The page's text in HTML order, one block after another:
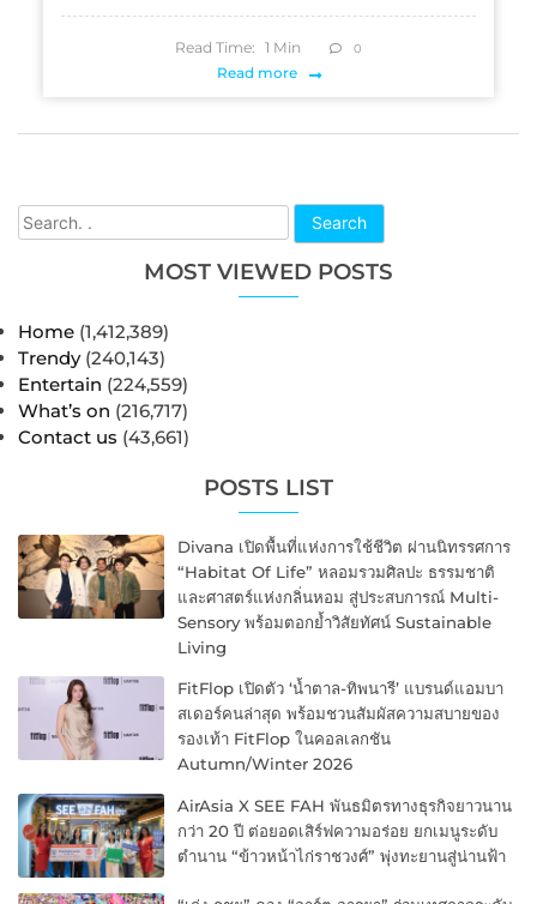
Search
MOST VIEWED POSTS
Home (1,412,389)
Trendy (240,143)
Entertain (224,559)
What’s on (216,717)
Contact us (43,661)
POSTS LIST
Divana เปิดพื้นที่แห่งการใช้ชีวิต ผ่านนิทรรศการ
“Habitat Of Life” หลอมรวมศิลปะ ธรรมชาติ
และศาสตร์แห่งกลิ่นหอม สู่ประสบการณ์ Multi-
Sensory พร้อมตอกย้ำวิสัยทัศน์ Sustainable
Living
FitFlop เปิดตัว ‘น้ำตาล-ทิพนารี’ แบรนด์แอมบา
สเดอร์คนล่าสุด พร้อมชวนสัมผัสความสบายของ
รองเท้า FitFlop ในคอลเลกชัน
Autumn/Winter 2026
AirAsia X SEE FAH พันธมิตรทางธุรกิจยาวนาน
กว่า 20 ปี ต่อยอดเสิร์ฟความอร่อย ยกเมนูระดับ
ตำนาน “ข้าวหน้าไก่ราชวงศ์” พุ่งทะยานสู่น่านฟ้า
Read Time: 1 Min 0
Read more